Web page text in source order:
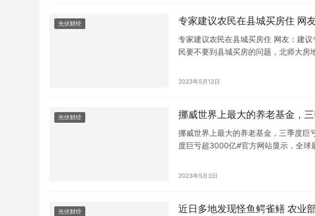
光伏财经 专家建议农民在县城买房住 网
专家建议农民在县城买房住 网友：建
民要不要到县城买房的问题，北师大房
人享受到的公共服务，能接受到的信
2023年5月12日
光伏财经 挪威世界上最大的养老基金，
挪威世界上最大的养老基金，三季度
度巨亏超3000亿#官方网站显示，全球
(3152.35亿元人民币)。 然而，尽管如
2023年5月3日
光伏财经 近日多地发现怪鱼鳄雀鳝 农业